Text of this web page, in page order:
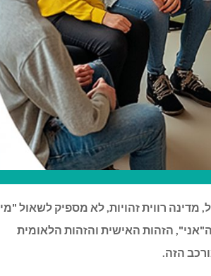
רווית זהויות, לא מספיק לשאול "מי
הזהות האישית והזהות הלאומית
הזה.